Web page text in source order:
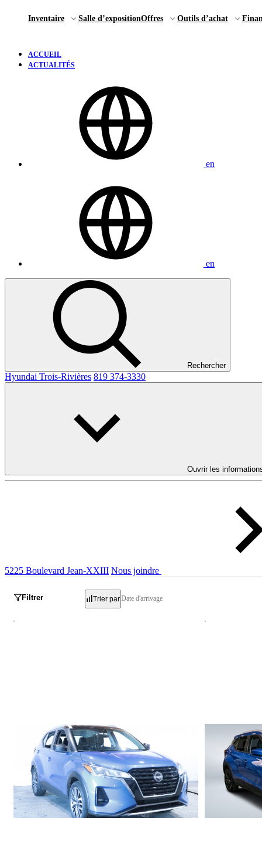
Inventaire Salle d’expositionOffres Outils d’achat
ACCUEIL
ACTUALITÉS
en
en
Rechercher
Hyundai Trois-Rivières 819 374-3330
Ouvrir les
5225 Boulevard Jean-XXIII Nous joindre
Filtrer Trier parDate d'arrivage
Nissan Kicks
SV 2022
92 282 km
16 998 $
Stock 821636 / NIV 515480
Nissan
SV 2022
123 155 km
15 998 $
Stock 729298 /